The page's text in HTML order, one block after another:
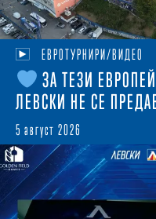
ЕВРОТУРНИРИ/ВИДЕО
ЗА ТЕЗИ
ЛЕВСКИ НЕ СЕ
5 август 2026